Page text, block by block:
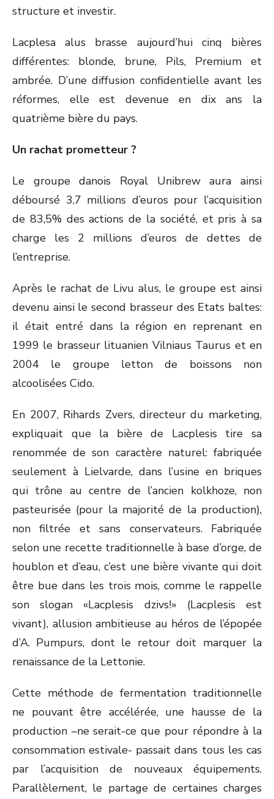
structure et investir.
Lacplesa alus brasse aujourd’hui cinq bières
différentes: blonde, brune, Pils, Premium et
ambrée. D’une diffusion confidentielle avant les
réformes, elle est devenue en dix ans la
quatrième bière du pays.
Un rachat prometteur ?
Le groupe danois Royal Unibrew aura ainsi
déboursé 3,7 millions d’euros pour l’acquisition
de 83,5% des actions de la société, et pris à sa
charge les 2 millions d’euros de dettes de
l’entreprise.
Après le rachat de Livu alus, le groupe est ainsi
devenu ainsi le second brasseur des Etats baltes:
il était entré dans la région en reprenant en
1999 le brasseur lituanien Vilniaus Taurus et en
2004 le groupe letton de boissons non
alcoolisées Cido.
En 2007, Rihards Zvers, directeur du marketing,
expliquait que la bière de Lacplesis tire sa
renommée de son caractère naturel: fabriquée
seulement à Lielvarde, dans l’usine en briques
qui trône au centre de l’ancien kolkhoze, non
pasteurisée (pour la majorité de la production),
non filtrée et sans conservateurs. Fabriquée
selon une recette traditionnelle à base d’orge, de
houblon et d’eau, c’est une bière vivante qui doit
être bue dans les trois mois, comme le rappelle
son slogan «Lacplesis dzivs!» (Lacplesis est
vivant), allusion ambitieuse au héros de l’épopée
d’A. Pumpurs, dont le retour doit marquer la
renaissance de la Lettonie.
Cette méthode de fermentation traditionnelle
ne pouvant être accélérée, une hausse de la
production –ne serait-ce que pour répondre à la
consommation estivale- passait dans tous les cas
par l’acquisition de nouveaux équipements.
Parallèlement, le partage de certaines charges